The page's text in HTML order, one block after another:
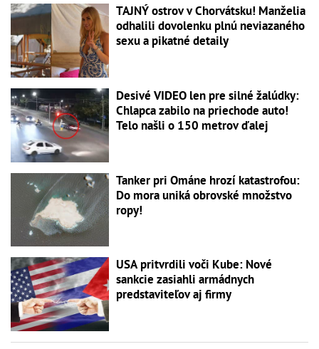
TAJNÝ ostrov v Chorvátsku! Manželia
odhalili dovolenku plnú neviazaného
sexu a pikatné detaily
Desivé VIDEO len pre silné žalúdky:
Chlapca zabilo na priechode auto!
Telo našli o 150 metrov ďalej
Tanker pri Ománe hrozí katastrofou:
Do mora uniká obrovské množstvo
ropy!
USA pritvrdili voči Kube: Nové
sankcie zasiahli armádnych
predstaviteľov aj firmy